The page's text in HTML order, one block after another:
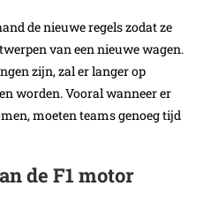
de nieuwe regels zodat ze
van een nieuwe wagen.
zijn, zal er langer op
worden. Vooral wanneer er
moeten teams genoeg tijd
de F1 motor